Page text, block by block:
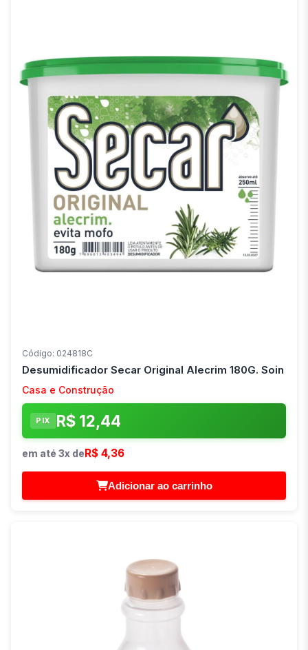
Código: 024818C
Desumidificador Secar Original Alecrim 180G. Soin
Casa e Construção
PIX R$ 12,44
em até 3x de R$ 4,36
Adicionar ao carrinho